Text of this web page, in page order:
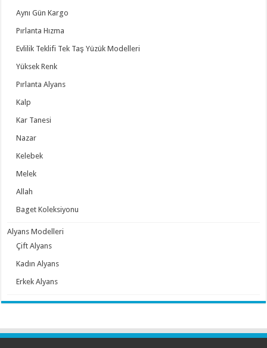
Aynı Gün Kargo
Pırlanta Hızma
Evlilik Teklifi Tek Taş Yüzük Modelleri
Yüksek Renk
Pırlanta Alyans
Kalp
Kar Tanesi
Nazar
Kelebek
Melek
Allah
Baget Koleksiyonu
Alyans Modelleri
Çift Alyans
Kadın Alyans
Erkek Alyans